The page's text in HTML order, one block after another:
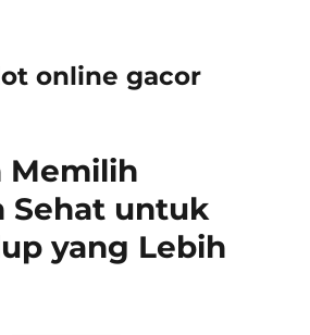
online gacor
Memilih
Sehat untuk
yang Lebih